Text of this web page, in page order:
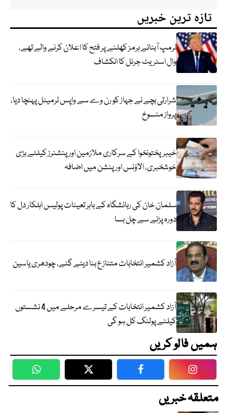
تازہ ترین خبریں
ٹرمپ آبنائے ہرمز کھلنے پر فتح کا اعلان کرنے والے تھے،
وال اسٹریٹ جرنل کا انکشاف
شرارتی بچے نے جہاز کو رن وے سے واپس ٹرمینل پہنچا دیا،
پرواز منسوخ
خیبرپختونخوا کے سرکاری ملازمین اور پنشنرز کیلئے بڑی
خوشخبری، الاؤنس اور پنشن میں اضافہ
سلمان خان کی رہائشگاہ کے باہر تعینات پولیس اہلکار دل کا
دورہ پڑنے سے چل بسا
آزاد کشمیر انتخابات متنازع بنا دیئے گئے، چودھری یاسین
آزاد کشمیر انتخابات کے تیسرے مرحلے میں 4 نشستوں
کیلئے پولنگ کل ہو گی
ہمیں فالو کریں
WhatsApp Twitter Facebook
متعلقہ خبریں